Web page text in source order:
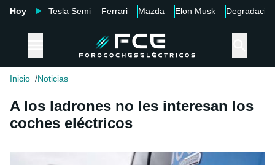
Hoy Tesla Semi Ferrari Mazda Elon Musk Degradación
Inicio Noticias
A los ladrones no les interesan los
coches eléctricos